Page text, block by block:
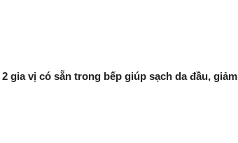
gia vị có sẵn trong bếp giúp sạch da đầu, giảm